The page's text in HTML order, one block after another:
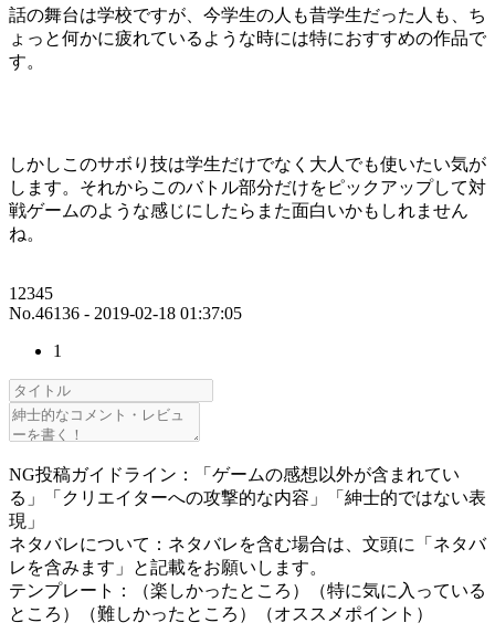
話の舞台は学校ですが、今学生の人も昔学生だった人も、ち
ょっと何かに疲れているような時には特におすすめの作品で
す。
しかしこのサボり技は学生だけでなく大人でも使いたい気が
します。それからこのバトル部分だけをピックアップして対
戦ゲームのような感じにしたらまた面白いかもしれません
ね。
12345
No.46136 - 2019-02-18 01:37:05
1
NG投稿ガイドライン：「ゲームの感想以外が含まれてい
る」「クリエイターへの攻撃的な内容」「紳士的ではない表
現」
ネタバレについて：ネタバレを含む場合は、文頭に「ネタバ
レを含みます」と記載をお願いします。
テンプレート：（楽しかったところ）（特に気に入っている
ところ）（難しかったところ）（オススメポイント）